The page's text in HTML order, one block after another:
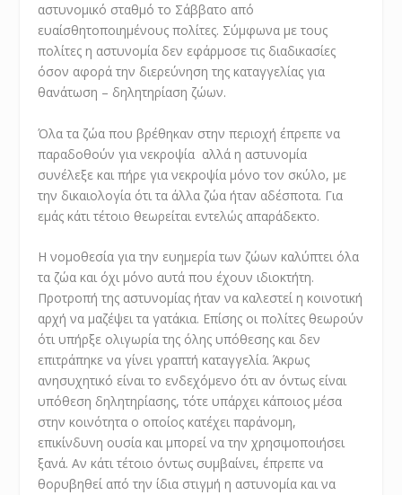
αστυνομικό σταθμό το Σάββατο από
ευαίσθητοποιημένους πολίτες. Σύμφωνα με τους
πολίτες η αστυνομία δεν εφάρμοσε τις διαδικασίες
όσον αφορά την διερεύνηση της καταγγελίας για
θανάτωση – δηλητηρίαση ζώων.
Όλα τα ζώα που βρέθηκαν στην περιοχή έπρεπε να
παραδοθούν για νεκροψία αλλά η αστυνομία
συνέλεξε και πήρε για νεκροψία μόνο τον σκύλο, με
την δικαιολογία ότι τα άλλα ζώα ήταν αδέσποτα. Για
εμάς κάτι τέτοιο θεωρείται εντελώς απαράδεκτο.
Η νομοθεσία για την ευημερία των ζώων καλύπτει όλα
τα ζώα και όχι μόνο αυτά που έχουν ιδιοκτήτη.
Προτροπή της αστυνομίας ήταν να καλεστεί η κοινοτική
αρχή να μαζέψει τα γατάκια. Επίσης οι πολίτες θεωρούν
ότι υπήρξε ολιγωρία της όλης υπόθεσης και δεν
επιτράπηκε να γίνει γραπτή καταγγελία. Άκρως
ανησυχητικό είναι το ενδεχόμενο ότι αν όντως είναι
υπόθεση δηλητηρίασης, τότε υπάρχει κάποιος μέσα
στην κοινότητα ο οποίος κατέχει παράνομη,
επικίνδυνη ουσία και μπορεί να την χρησιμοποιήσει
ξανά. Αν κάτι τέτοιο όντως συμβαίνει, έπρεπε να
θορυβηθεί από την ίδια στιγμή η αστυνομία και να